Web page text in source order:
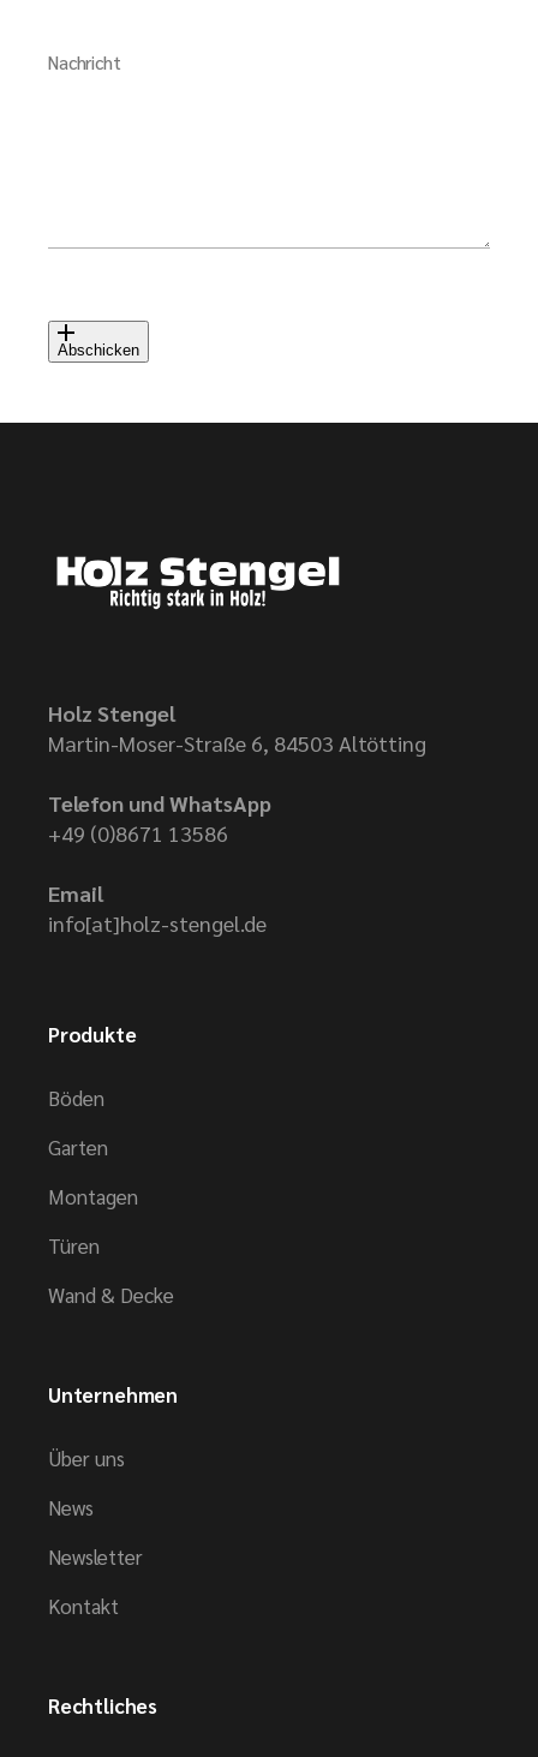
Nachricht
Abschicken
Holz Stengel
Martin-Moser-Straße 6, 84503 Altötting
Telefon und WhatsApp
+49 (0)8671 13586
Email
info[at]holz-stengel.de
Produkte
Böden
Garten
Montagen
Türen
Wand & Decke
Unternehmen
Über uns
News
Newsletter
Kontakt
Rechtliches